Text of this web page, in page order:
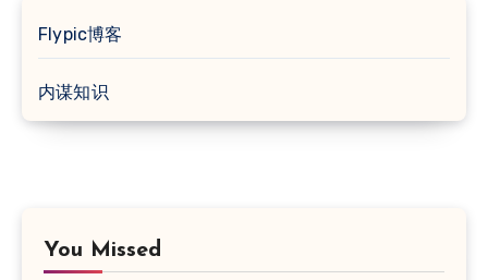
Flypic博客
内谋知识
You Missed